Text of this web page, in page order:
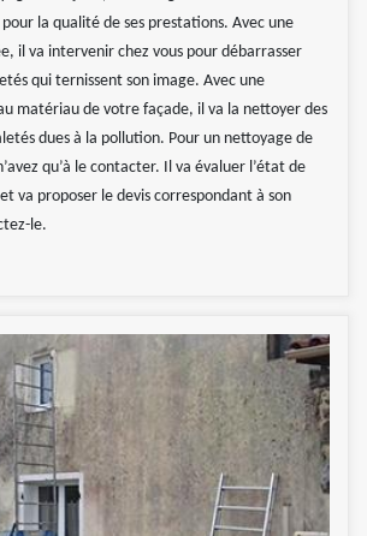
la qualité de ses prestations. Avec une
il va intervenir chez vous pour débarrasser
qui ternissent son image. Avec une
matériau de votre façade, il va la nettoyer des
dues à la pollution. Pour un nettoyage de
qu’à le contacter. Il va évaluer l’état de
va proposer le devis correspondant à son
le.